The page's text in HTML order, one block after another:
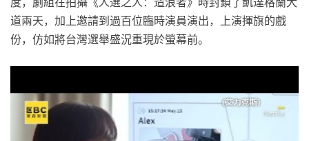
道兩天，加上邀請到過百位臨時演員演出，上演揮旗的戲
份，仿如將台灣選舉盛況重現於螢幕前。